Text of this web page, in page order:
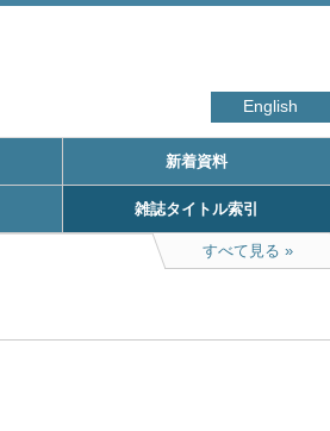
English
新着資料
雑誌タイトル索引
すべて見る